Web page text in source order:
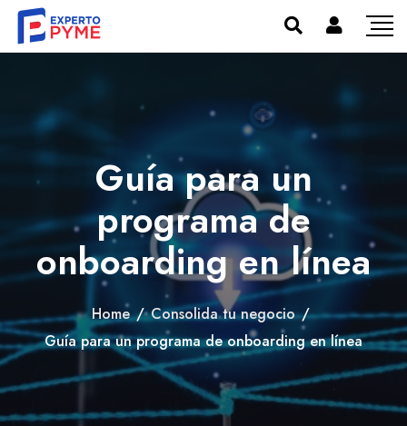
Guía para un
programa de
onboarding en línea
Home / Consolida tu negocio /
Guía para un programa de onboarding en línea